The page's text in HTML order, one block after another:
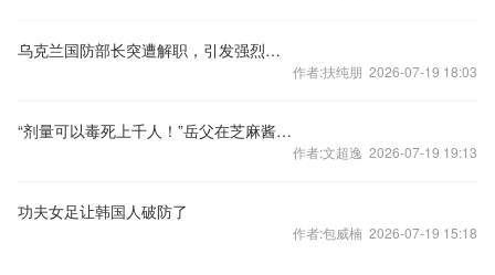
乌克兰国防部长突遭解职，引发强烈抗议，乌媒：泽连斯基无法容忍国防部长和武装部队总司令之间的冲突
作者:扶纯朋 2026-07-19 18:03
“剂量可以毒死上千人！”岳父在芝麻酱下毒毒死女婿，逃跑中被抓获，始终作无罪辩解，检方指控其故意杀人
作者:文超逸 2026-07-19 19:13
功夫女足让韩国人破防了
作者:包威楠 2026-07-19 15:18